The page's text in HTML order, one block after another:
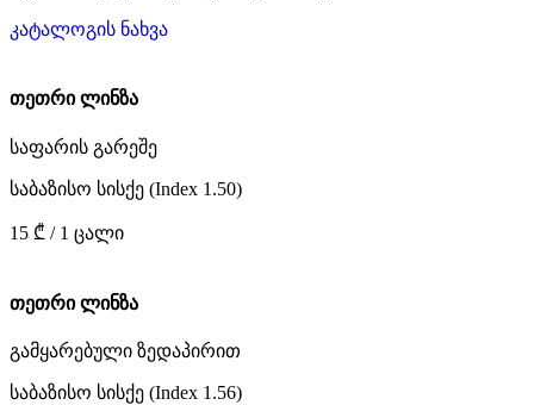
კატალოგის ნახვა
თეთრი ლინზა
საფარის გარეშე
საბაზისო სისქე (Index 1.50)
15 ₾ / 1 ცალი
თეთრი ლინზა
გამყარებული ზედაპირით
საბაზისო სისქე (Index 1.56)